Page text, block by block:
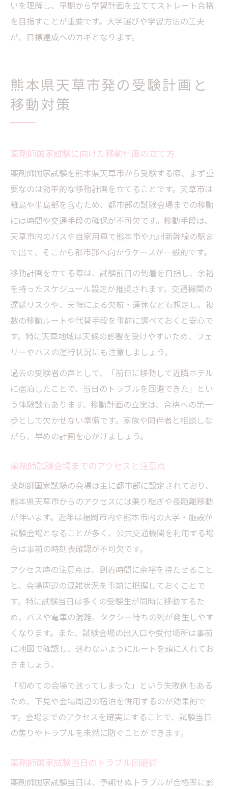
いを理解し、早期から学習計画を立ててストレート合格
を目指すことが重要です。大学選びや学習方法の工夫
が、目標達成へのカギとなります。
熊本県天草市発の受験計画と
移動対策
薬剤師国家試験に向けた移動計画の立て方
薬剤師国家試験を熊本県天草市から受験する際、まず重
要なのは効率的な移動計画を立てることです。天草市は
離島や半島部を含むため、都市部の試験会場までの移動
には時間や交通手段の確保が不可欠です。移動手段は、
天草市内のバスや自家用車で熊本市や九州新幹線の駅ま
で出て、そこから都市部へ向かうケースが一般的です。
移動計画を立てる際は、試験前日の到着を目指し、余裕
を持ったスケジュール設定が推奨されます。交通機関の
遅延リスクや、天候による欠航・運休なども想定し、複
数の移動ルートや代替手段を事前に調べておくと安心で
す。特に天草地域は天候の影響を受けやすいため、フェ
リーやバスの運行状況にも注意しましょう。
過去の受験者の声として、「前日に移動して近隣ホテル
に宿泊したことで、当日のトラブルを回避できた」とい
う体験談もあります。移動計画の立案は、合格への第一
歩として欠かせない準備です。家族や同伴者と相談しな
がら、早めの計画を心がけましょう。
薬剤師試験会場までのアクセスと注意点
薬剤師国家試験の会場は主に都市部に設定されており、
熊本県天草市からのアクセスには乗り継ぎや長距離移動
が伴います。近年は福岡市内や熊本市内の大学・施設が
試験会場となることが多く、公共交通機関を利用する場
合は事前の時刻表確認が不可欠です。
アクセス時の注意点は、到着時間に余裕を持たせること
と、会場周辺の混雑状況を事前に把握しておくことで
す。特に試験当日は多くの受験生が同時に移動するた
め、バスや電車の混雑、タクシー待ちの列が発生しやす
くなります。また、試験会場の出入口や受付場所は事前
に地図で確認し、迷わないようにルートを頭に入れてお
きましょう。
「初めての会場で迷ってしまった」という失敗例もある
ため、下見や会場周辺の宿泊を併用するのが効果的で
す。会場までのアクセスを確実にすることで、試験当日
の焦りやトラブルを未然に防ぐことができます。
薬剤師国家試験当日のトラブル回避術
薬剤師国家試験当日は、予期せぬトラブルが合格率に影